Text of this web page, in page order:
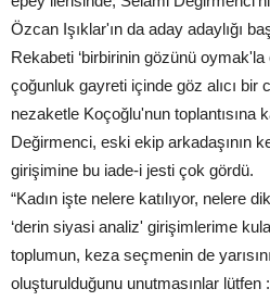
Özcan Işıklar'ın da aday adaylığı
Rekabeti ‘birbirinin gözünü
çoğunluk gayreti içinde göz alıcı bir
nezaketle Koçoğlu'nun toplantısına
Değirmenci, eski ekip arkadaşının
girişimine bu iade-i jesti çok gördü.
“Kadın işte nelere katılıyor, nelere
‘derin siyasi analiz' girişimlerime
toplumun, keza seçmenin de
oluşturulduğunu unutmasınlar lütfen